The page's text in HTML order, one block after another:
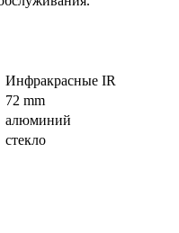
Инфракрасные IR
72 mm
алюминий
стекло